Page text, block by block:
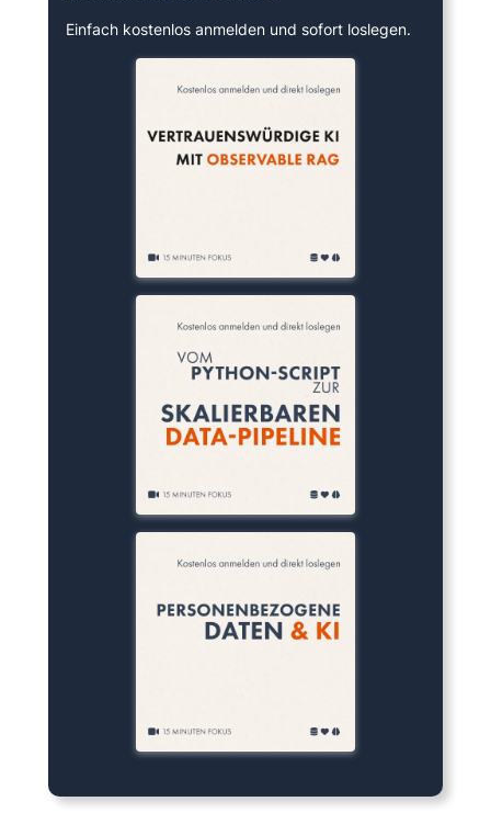
Einfach kostenlos anmelden und sofort loslegen.